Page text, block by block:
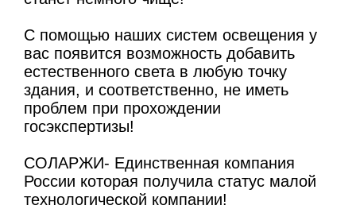
С помощью наших систем освещения у
вас появится возможность добавить
естественного света в любую точку
здания, и соответственно, не иметь
проблем при прохождении
госэкспертизы!
СОЛАРЖИ- Единственная компания
России которая получила статус малой
технологической компании!